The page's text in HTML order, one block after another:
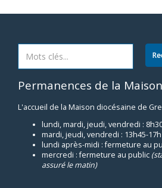
Permanences de la
L'accueil de la Maison diocésaine de
lundi, mardi, jeudi, vendredi :
mardi, jeudi, vendredi : 13h45-17h
lundi après-midi : fermeture au
mercredi : fermeture au public
assuré le matin)